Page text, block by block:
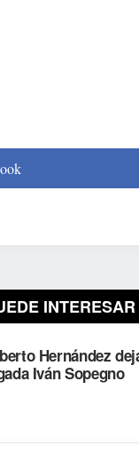
INTERESAR
Hernández
Iván Sopegno